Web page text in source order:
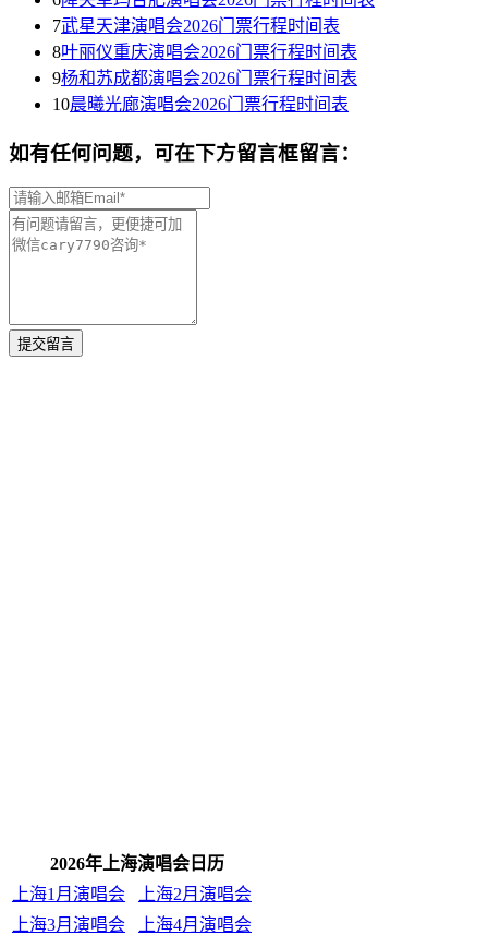
7武星天津演唱会2026门票行程时间表
8叶丽仪重庆演唱会2026门票行程时间表
9杨和苏成都演唱会2026门票行程时间表
10晨曦光廊演唱会2026门票行程时间表
如有任何问题，可在下方留言框留言：
提交留言
2026年上海演唱会日历
上海1月演唱会
上海2月演唱会
上海3月演唱会
上海4月演唱会